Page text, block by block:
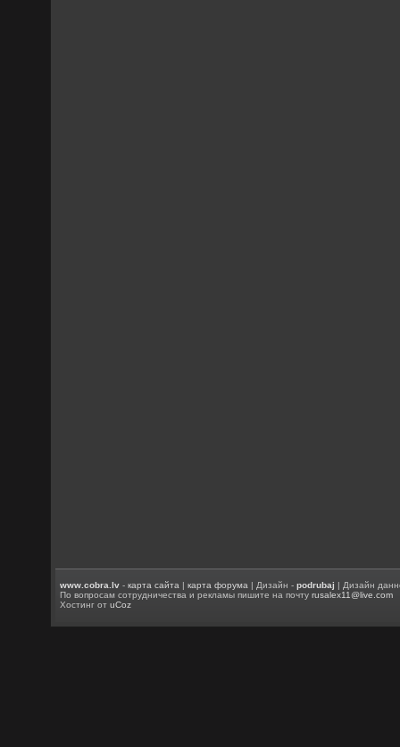
www.cobra.lv -карта сайта |карта форума | Дизайн -podrubaj | Дизайн
По вопросам сотрудничества и рекламы пишите на почтуrusalex11@live.com
Хостинг отuCoz